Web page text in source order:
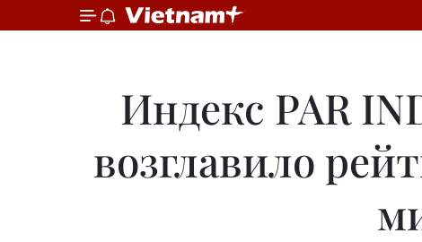
Индекс PAR
возглавило